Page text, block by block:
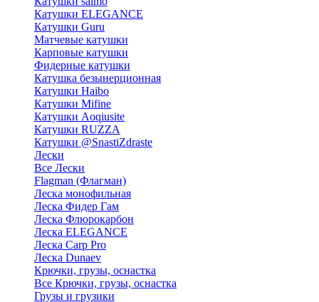
Катушки ELEGANCE
Катушки Guru
Матчевые катушки
Карповые катушки
Фидерные катушки
Катушка безынерционная
Катушки Haibo
Катушки Mifine
Катушки Aoqiusite
Катушки RUZZA
Катушки @SnastiZdraste
Лески
Все Лески
Flagman (Флагман)
Леска монофильная
Леска Фидер Гам
Леска Флюрокарбон
Леска ELEGANCE
Леска Carp Pro
Леска Dunaev
Крючки, грузы, оснастка
Все Крючки, грузы, оснастка
Грузы и грузики